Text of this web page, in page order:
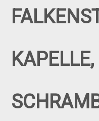
KAPELLE,